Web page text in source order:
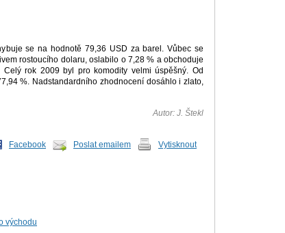
se na hodnotě 79,36 USD za barel. Vůbec se
rostoucího dolaru, oslabilo o 7,28 % a obchoduje
rok 2009 byl pro komodity velmi úspěšný. Od
%. Nadstandardního zhodnocení dosáhlo i zlato,
Autor: J. Štekl
Facebook Poslat emailem Vytisknout
východu